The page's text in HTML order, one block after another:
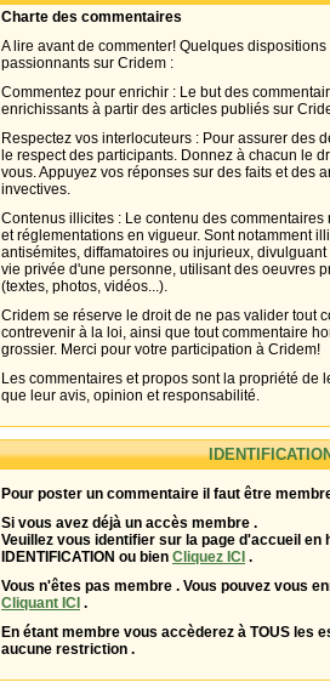
Charte des commentaires
A lire avant de commenter! Quelques
passionnants sur Cridem :
Commentez pour enrichir : Le but des
enrichissants à partir des articles publiés sur
Respectez vos interlocuteurs : Pour assurer des
le respect des participants. Donnez à chacun le
vous. Appuyez vos réponses sur des faits et des
invectives.
Contenus illicites : Le contenu des
et réglementations en vigueur. Sont notamment
antisémites, diffamatoires ou injurieux,
vie privée d'une personne, utilisant des oeuvres
(textes, photos, vidéos...).
Cridem se réserve le droit de ne pas valider tout
contrevenir à la loi, ainsi que tout commentaire
grossier. Merci pour votre participation à Cridem!
Les commentaires et propos sont la propriété de
que leur avis, opinion et responsabilité.
Pour poster un commentaire il faut être
Si vous avez déjà un accès membre .
Veuillez vous identifier sur la page d'accueil en
IDENTIFICATION ou bien Cliquez ICI .
Vous n'êtes pas membre . Vous pouvez vous
Cliquant ICI .
En étant membre vous accèderez à TOUS les
aucune restriction .